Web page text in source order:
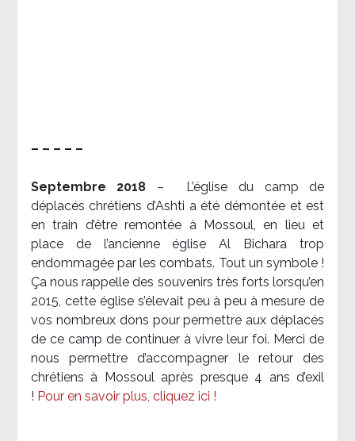
– – – – –
Septembre 2018 –
L’église du camp de
déplacés chrétiens d’Ashti a été démontée et est
en train d’être remontée à Mossoul, en lieu et
place de l’ancienne église Al Bichara trop
endommagée par les combats. Tout un symbole !
Ça nous rappelle des souvenirs très forts lorsqu’en
2015, cette église s’élevait peu à peu à mesure de
vos nombreux dons pour permettre aux déplacés
de ce camp de continuer à vivre leur foi. Merci de
nous permettre d’accompagner le retour des
chrétiens à Mossoul après presque 4 ans d’exil
! Pour en savoir plus, cliquez ici !